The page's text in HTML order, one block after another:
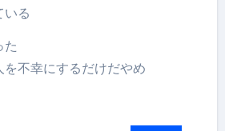
いる
た
不幸にするだけだやめ